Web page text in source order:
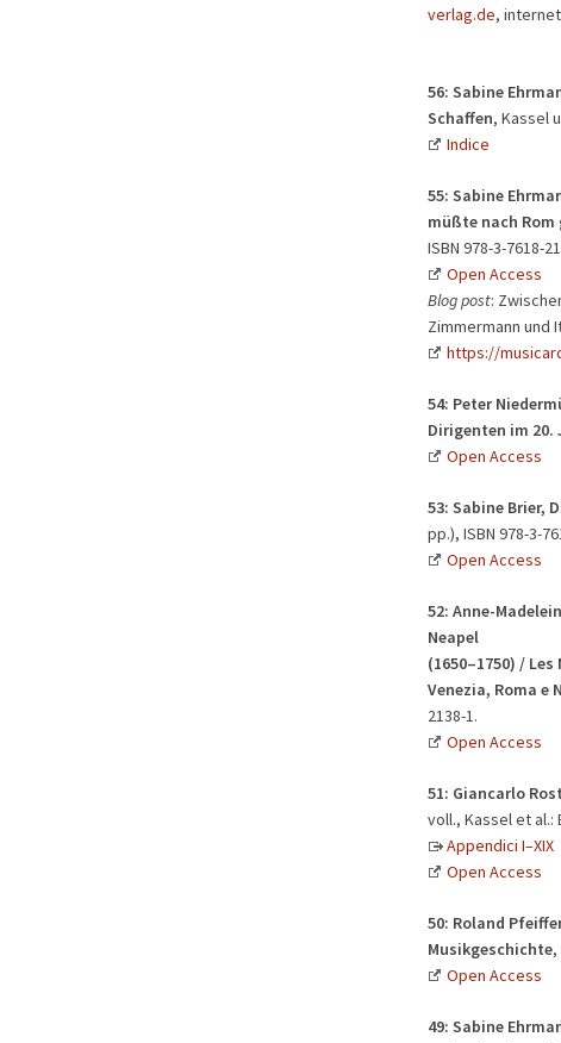
verlag.de,
56: Sabine
Schaffen, Kassel
Indice
55: Sabine
müßte nach
ISBN 978-3-7618-
Open Access
Blog post:
Zimmermann und
https://
54: Peter
Dirigenten im 20.
Open Access
53: Sabine Brier,
pp.), ISBN 978-3-
Open Access
52: Anne-
Neapel
(1650–1750) /
Venezia, Roma e
2138-1.
Open Access
51: Giancarlo
voll., Kassel et al.:
Appendici I–XIX
Open Access
50: Roland
Musikgeschichte,
Open Access
49: Sabine